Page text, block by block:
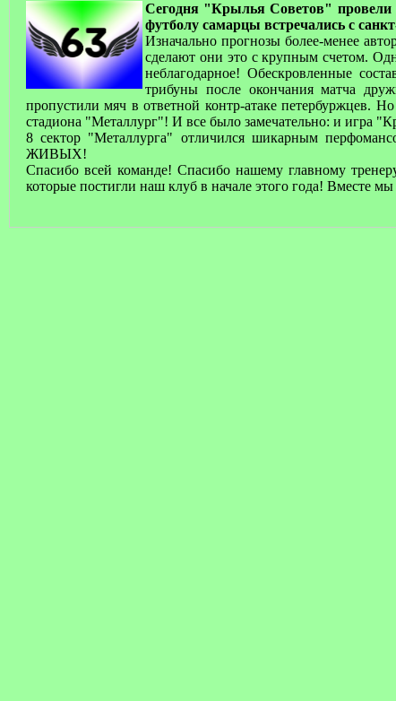
Сегодня "Крылья Советов" провели
футболу самарцы встречались с
Изначально прогнозы более-менее
сделают они это с крупным счетом.
неблагодарное! Обескровленные
трибуны после окончания матча
пропустили мяч в ответной контр-атаке петербуржцев.
стадиона "Металлург"! И все было замечательно: и игра
8 сектор "Металлурга" отличился шикарным
ЖИВЫХ!
Спасибо всей команде! Спасибо нашему главному
которые постигли наш клуб в начале этого года!